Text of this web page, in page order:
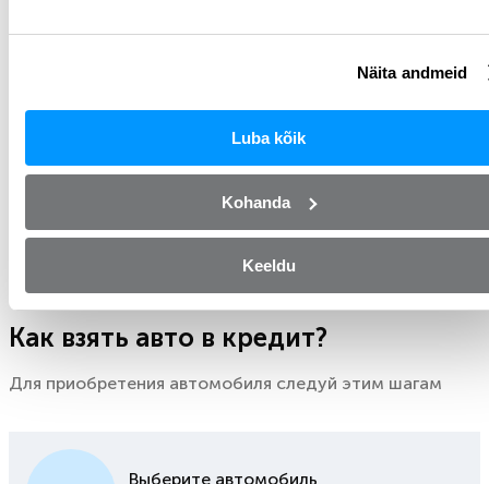
Näita andmeid
Luba kõik
Kohanda
Keeldu
Что делать, если на покупку автомобиля Вашей
Узнать больше
Как взять авто в кредит?
Для приобретения автомобиля следуй этим шагам
Выберите автомобиль